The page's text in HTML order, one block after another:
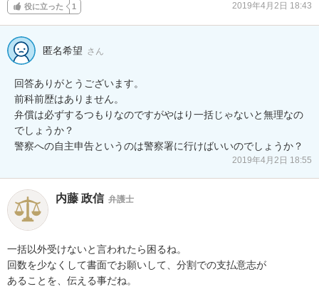
役に立った 1 2019年4月2日 18:43
匿名希望 さん
回答ありがとうございます。
前科前歴はありません。
弁償は必ずするつもりなのですがやはり一括じゃないと無理なの
でしょうか？
警察への自主申告というのは警察署に行けばいいのでしょうか？
2019年4月2日 18:55
内藤 政信 弁護士
一括以外受けないと言われたら困るね。
回数を少なくして書面でお願いして、分割での支払意志が
あることを、伝える事だね。